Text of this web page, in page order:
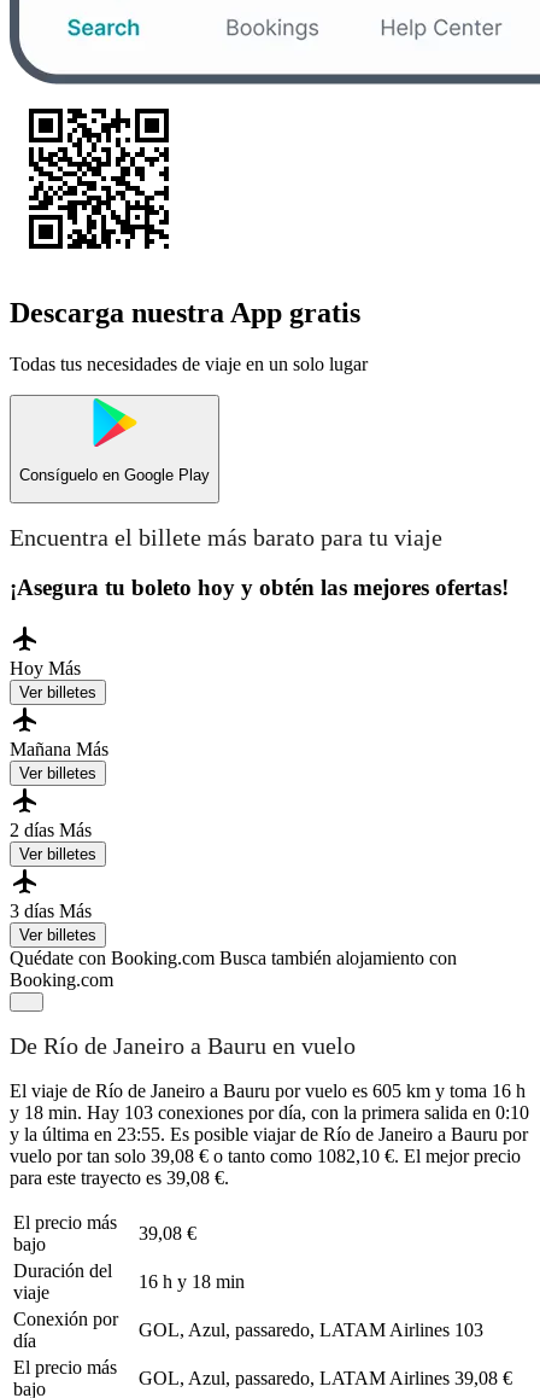
Descarga nuestra App gratis
Todas tus necesidades de viaje en un solo lugar
Consíguelo en Google Play
Encuentra el billete más barato para tu viaje
¡Asegura tu boleto hoy y obtén las mejores ofertas!
Hoy Más
Ver billetes
Mañana Más
Ver billetes
2 días Más
Ver billetes
3 días Más
Ver billetes
Quédate con Booking.com Busca también alojamiento con
Booking.com
De Río de Janeiro a Bauru en vuelo
El viaje de Río de Janeiro a Bauru por vuelo es 605 km y toma 16 h
y 18 min. Hay 103 conexiones por día, con la primera salida en 0:10
y la última en 23:55. Es posible viajar de Río de Janeiro a Bauru por
vuelo por tan solo 39,08 € o tanto como 1082,10 €. El mejor precio
para este trayecto es 39,08 €.
El precio más
bajo
39,08 €
Duración del
viaje
16 h y 18 min
Conexión por
día
GOL, Azul, passaredo, LATAM Airlines 103
El precio más
bajo
GOL, Azul, passaredo, LATAM Airlines 39,08 €